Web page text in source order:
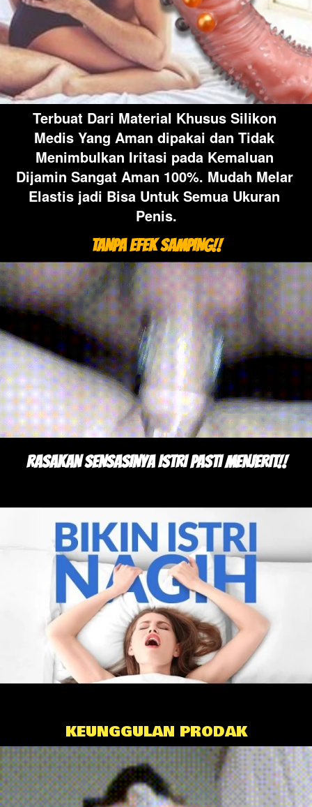
Terbuat Dari Material Khusus Silikon
Medis Yang Aman dipakai dan Tidak
Menimbulkan Iritasi pada Kemaluan
Dijamin Sangat Aman 100%. Mudah Melar
Elastis jadi Bisa Untuk Semua Ukuran
Penis.
TANPA EFEK SAMPING!!
RASAKAN SENSASINYA ISTRI PASTI MENJERIT!!
KEUNGGULAN PRODAK